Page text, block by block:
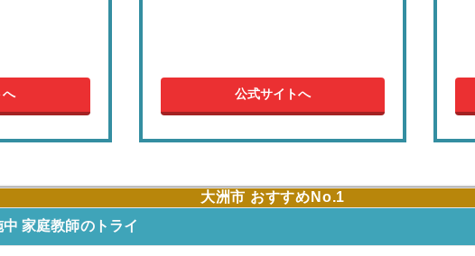
へ 公式サイトへ
大洲市 おすすめNo.1
家庭教師のトライ